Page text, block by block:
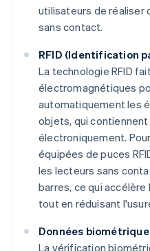
utilisateurs de réaliser
sans contact.
RFID (Identification
La technologie RFID
électromagnétiques
automatiquement les
objets, qui
électroniquement.
équipées de puces
les lecteurs sans
barres, ce qui
tout en réduisant
Données
La vérification